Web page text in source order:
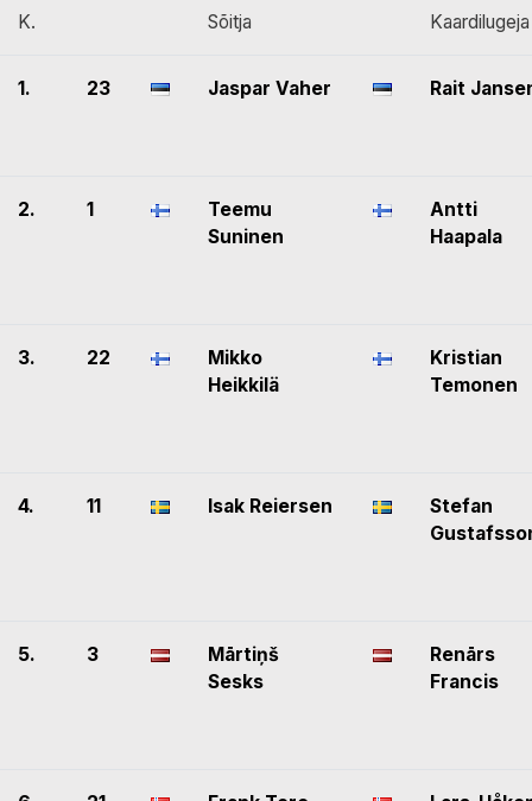
K. Sõitja Kaardilugeja
1. 23 Jaspar Vaher Rait
2. 1
Teemu
Suninen
Antti
Haapala
3. 22
Mikko
Heikkilä
Kristian
Temonen
4. 11 Isak Reiersen
Stefan
5. 3
Mārtiņš
Sesks
Renārs
Francis